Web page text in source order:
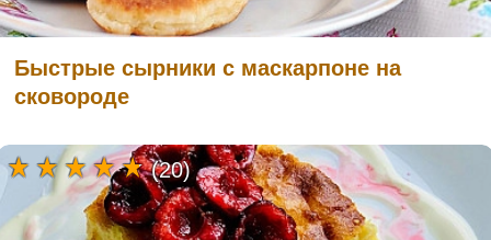
Быстрые сырники с маскарпоне на
сковороде
(20)